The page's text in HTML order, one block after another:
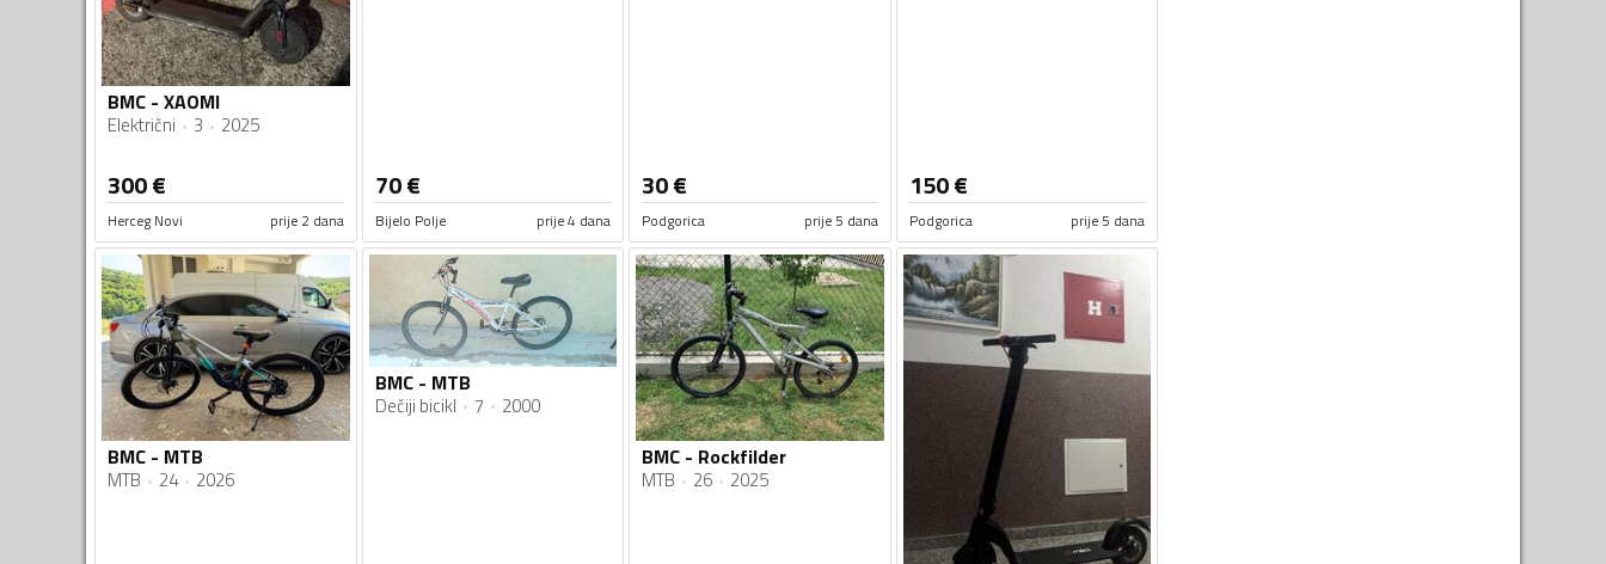
BMC - XAOMI
Električni 3 2025
300€
Herceg Novi prije 2 dana
70€
Bijelo Polje prije 4 dana
30€
Podgorica prije 5 dana
150€
Podgorica prije 5 dana
BMC - MTB
MTB 24 2026
BMC - MTB
Dečiji bicikl 7 2000
BMC - Rockfilder
MTB 26 2025